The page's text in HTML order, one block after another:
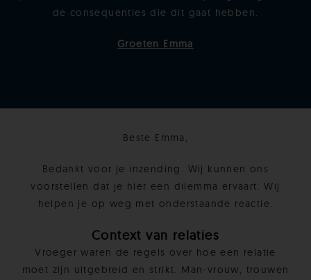
de consequenties die dit gaat hebben.
Groeten Emma
Beste Emma,
Bedankt voor je inzending. Wij kunnen ons
voorstellen dat je hier een dilemma ervaart. Wij
helpen je op weg met onderstaande reactie.
Context van relaties
Vroeger waren de regels over hoe een relatie
moet zijn uitgebreid en strikt. Man-vrouw, trouwen